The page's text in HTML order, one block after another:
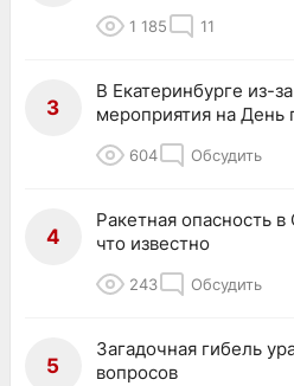
1 185 11
3
В Екатеринбурге из-
мероприятия на День
604 Обсудить
4
Ракетная опасность
что известно
243 Обсудить
5
Загадочная гибель
вопросов